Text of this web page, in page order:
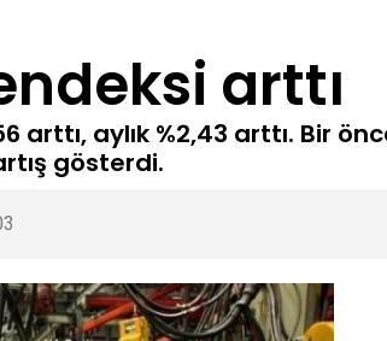
arttı
arttı, aylık %2,43 arttı. Bir
gösterdi.